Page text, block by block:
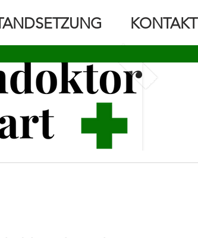
KONTAKT